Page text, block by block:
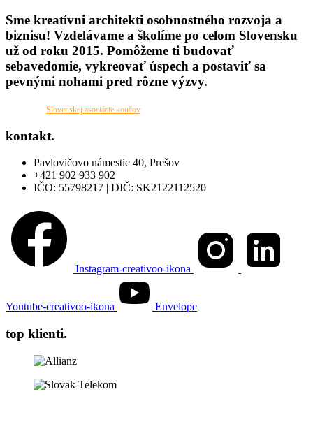
Sme kreatívni architekti osobnostného rozvoja a
biznisu! Vzdelávame a školíme po celom Slovensku
už od roku 2015. Pomôžeme ti budovať
sebavedomie, vykreovať úspech a postaviť sa
pevnými nohami pred rôzne výzvy.
Slovenskej asociácie koučov.
kontakt.
Pavlovičovo námestie 40, Prešov
+421 902 933 902
IČO: 55798217 | DIČ: SK2122112520
Instagram-creativoo-ikona
Youtube-creativoo-ikona Envelope
top klienti.